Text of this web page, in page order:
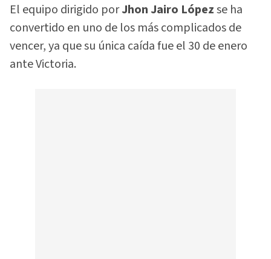
El equipo dirigido porJhon Jairo Lópezse ha
convertido en uno de los más complicados de
vencer, ya que su única caída fue el 30 de enero
ante Victoria.